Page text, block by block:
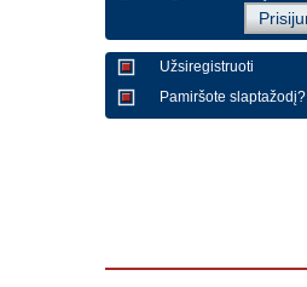
Užsiregistruoti
Pamiršote slaptažodį?